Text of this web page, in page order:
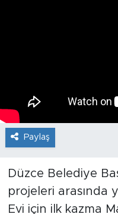
Paylaş
Düzce Belediye
projeleri arasında
Evi için ilk kazma